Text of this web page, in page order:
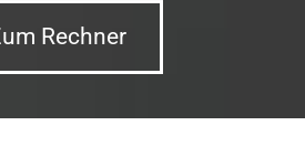
Rechner